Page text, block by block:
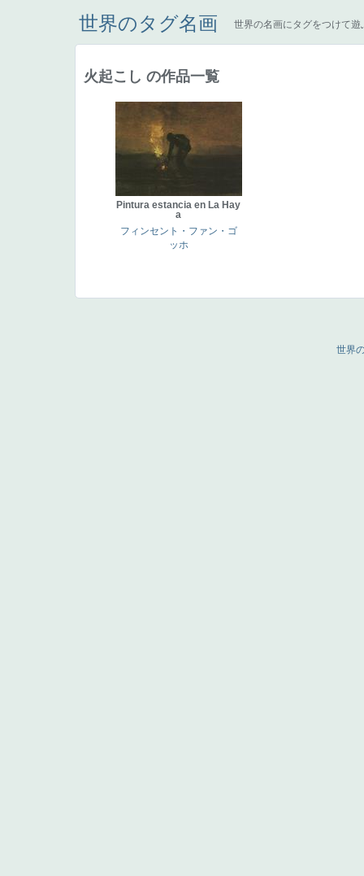
世界のタグ名画 世界の名画にタグをつけて遊
火起こし の作品一覧
Pintura estancia en La Hay
a
フィンセント・ファン・ゴ
ッホ
世界